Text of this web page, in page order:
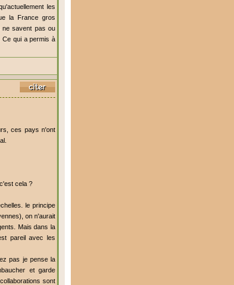
les
la France gros
ne savent pas ou
Ce qui a permis à
ces pays n'ont
cela ?
le principe
on n'aurait
Mais dans la
pareil avec les
pas je pense la
et garde
sont